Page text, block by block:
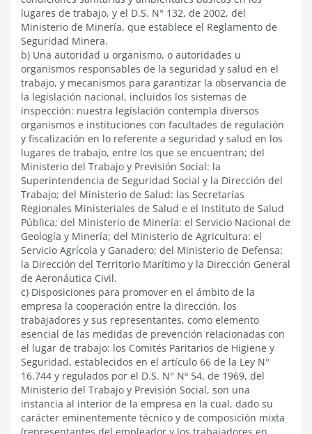
lugares de trabajo, y el D.S. N° 132, de 2002, del
Ministerio de Minería, que establece el Reglamento de
Seguridad Minera.
b) Una autoridad u organismo, o autoridades u
organismos responsables de la seguridad y salud en el
trabajo, y mecanismos para garantizar la observancia de
la legislación nacional, incluidos los sistemas de
inspección: nuestra legislación contempla diversos
organismos e instituciones con facultades de regulación
y fiscalización en lo referente a seguridad y salud en los
lugares de trabajo, entre los que se encuentran; del
Ministerio del Trabajo y Previsión Social: la
Superintendencia de Seguridad Social y la Dirección del
Trabajo; del Ministerio de Salud: las Secretarías
Regionales Ministeriales de Salud e el Instituto de Salud
Pública; del Ministerio de Minería: el Servicio Nacional de
Geología y Minería; del Ministerio de Agricultura: el
Servicio Agrícola y Ganadero; del Ministerio de Defensa:
la Dirección del Territorio Marítimo y la Dirección General
de Aeronáutica Civil.
c) Disposiciones para promover en el ámbito de la
empresa la cooperación entre la dirección, los
trabajadores y sus representantes, como elemento
esencial de las medidas de prevención relacionadas con
el lugar de trabajo: los Comités Paritarios de Higiene y
Seguridad, establecidos en el artículo 66 de la Ley N°
16.744 y regulados por el D.S. N° Nº 54, de 1969, del
Ministerio del Trabajo y Previsión Social, son una
instancia al interior de la empresa en la cual, dado su
carácter eminentemente técnico y de composición mixta